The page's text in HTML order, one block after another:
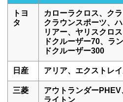
トヨ
タ
カローラクロス、ク
クラウンスポーツ、
リアー、ヤリスクロ
ドクルーザー70、ラ
ドクルーザー300
日産 アリア、エクストレ
三菱
アウトランダー
ライトン